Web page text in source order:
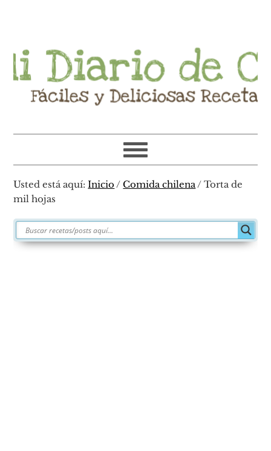
principal
principal
barra
lateral
primaria
de
página
Usted está aquí:Inicio / Comida chilena/ Torta de
mil hojas